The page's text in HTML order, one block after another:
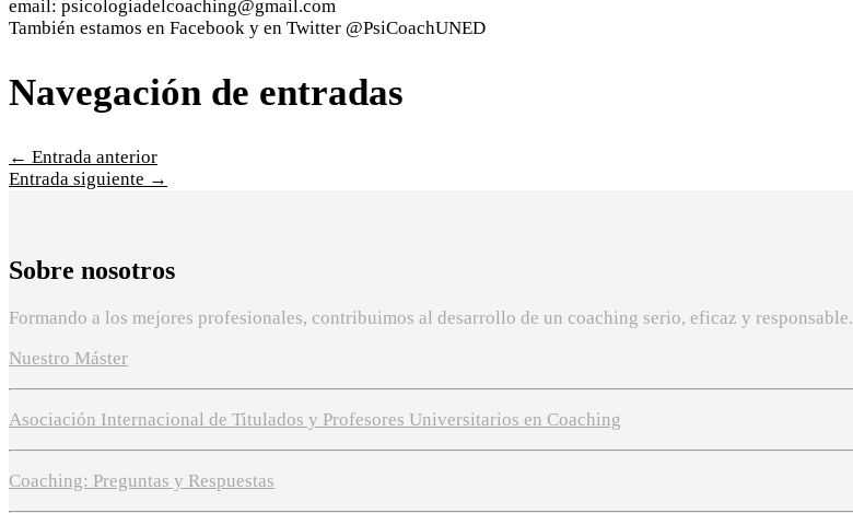
email: psicologiadelcoaching@gmail.com
También estamos en Facebook y en Twitter @PsiCoachUNED
Navegación de entradas
← Entrada anterior
Entrada siguiente →
Sobre nosotros
Formando a los mejores profesionales, contribuimos al desarrollo de un coaching serio, eficaz y responsable.
Nuestro Máster
Asociación Internacional de Titulados y Profesores Universitarios en Coaching
Coaching: Preguntas y Respuestas